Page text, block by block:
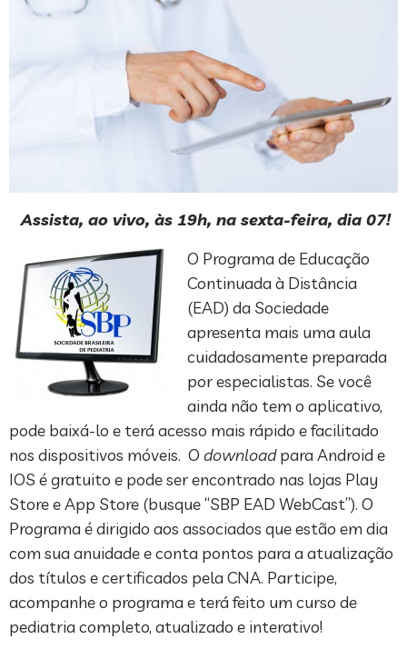
Assista, ao vivo, às 19h, na sexta-feira, dia 07!
O Programa de Educação
Continuada à Distância
(EAD) da Sociedade
apresenta mais uma aula
cuidadosamente preparada
por especialistas. Se você
ainda não tem o aplicativo,
pode baixá-lo e terá acesso mais rápido e facilitado
nos dispositivos móveis. O downloadpara Android e
IOS é gratuito e pode ser encontrado nas lojas Play
Store e App Store (busque “SBP EAD WebCast”). O
Programa é dirigido aos associados que estão em dia
com sua anuidade e conta pontos para a atualização
dos títulos e certificados pela CNA. Participe,
acompanhe o programa e terá feito um curso de
pediatria completo, atualizado e interativo!